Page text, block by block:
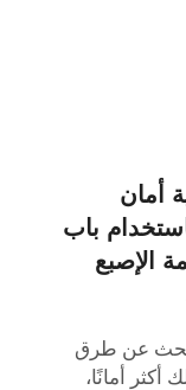
أمان
باب
الإصبع
عن طرق
أكثر أمانًا،